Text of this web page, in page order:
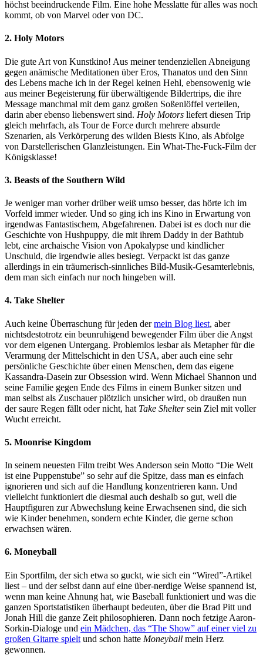
höchst beeindruckende Film. Eine hohe Messlatte für alles was noch
kommt, ob von Marvel oder von DC.
2. Holy Motors
Die gute Art von Kunstkino! Aus meiner tendenziellen Abneigung
gegen anämische Meditationen über Eros, Thanatos und den Sinn
des Lebens mache ich in der Regel keinen Hehl, ebensowenig wie
aus meiner Begeisterung für überwältigende Bildertrips, die ihre
Message manchmal mit dem ganz großen Soßenlöffel verteilen,
darin aber ebenso liebenswert sind. Holy Motors liefert diesen Trip
gleich mehrfach, als Tour de Force durch mehrere absurde
Szenarien, als Verkörperung des wilden Biests Kino, als Abfolge
von Darstellerischen Glanzleistungen. Ein What-The-Fuck-Film der
Königsklasse!
3. Beasts of the Southern Wild
Je weniger man vorher drüber weiß umso besser, das hörte ich im
Vorfeld immer wieder. Und so ging ich ins Kino in Erwartung von
irgendwas Fantastischem, Abgefahrenen. Dabei ist es doch nur die
Geschichte von Hushpuppy, die mit ihrem Daddy in der Bathtub
lebt, eine archaische Vision von Apokalypse und kindlicher
Unschuld, die irgendwie alles besiegt. Verpackt ist das ganze
allerdings in ein träumerisch-sinnliches Bild-Musik-Gesamterlebnis,
dem man sich einfach nur noch hingeben will.
4. Take Shelter
Auch keine Überraschung für jeden dermein Blog liest, aber
nichtsdestotrotz ein beunruhigend bewegender Film über die Angst
vor dem eigenen Untergang. Problemlos lesbar als Metapher für die
Verarmung der Mittelschicht in den USA, aber auch eine sehr
persönliche Geschichte über einen Menschen, dem das eigene
Kassandra-Dasein zur Obsession wird. Wenn Michael Shannon und
seine Familie gegen Ende des Films in einem Bunker sitzen und
man selbst als Zuschauer plötzlich unsicher wird, ob draußen nun
der saure Regen fällt oder nicht, hat Take Sheltersein Ziel mit voller
Wucht erreicht.
5. Moonrise Kingdom
In seinem neuesten Film treibt Wes Anderson sein Motto “Die Welt
ist eine Puppenstube” so sehr auf die Spitze, dass man es einfach
ignorieren und sich auf die Handlung konzentrieren kann. Und
vielleicht funktioniert die diesmal auch deshalb so gut, weil die
Hauptfiguren zur Abwechslung keine Erwachsenen sind, die sich
wie Kinder benehmen, sondern echte Kinder, die gerne schon
erwachsen wären.
6. Moneyball
Ein Sportfilm, der sich etwa so guckt, wie sich ein “Wired”-Artikel
liest – und der selbst dann auf eine über-nerdige Weise spannend ist,
wenn man keine Ahnung hat, wie Baseball funktioniert und was die
ganzen Sportstatistiken überhaupt bedeuten, über die Brad Pitt und
Jonah Hill die ganze Zeit philosophieren. Dann noch fetzige Aaron-
Sorkin-Dialoge und ein Mädchen, das “The Show” auf einer viel zu
großen Gitarre spielt und schon hatte Moneyball mein Herz
gewonnen.